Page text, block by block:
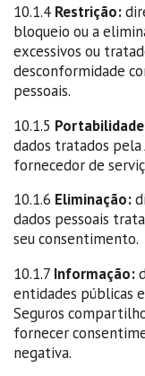
10.1.4 Restrição:
bloqueio ou a
excessivos ou
desconformidade
pessoais.
10.1.5
dados tratados pela
fornecedor de
10.1.6 Eliminação:
dados pessoais
seu consentimento.
10.1.7 Informação:
entidades públicas
Seguros
fornecer
negativa.